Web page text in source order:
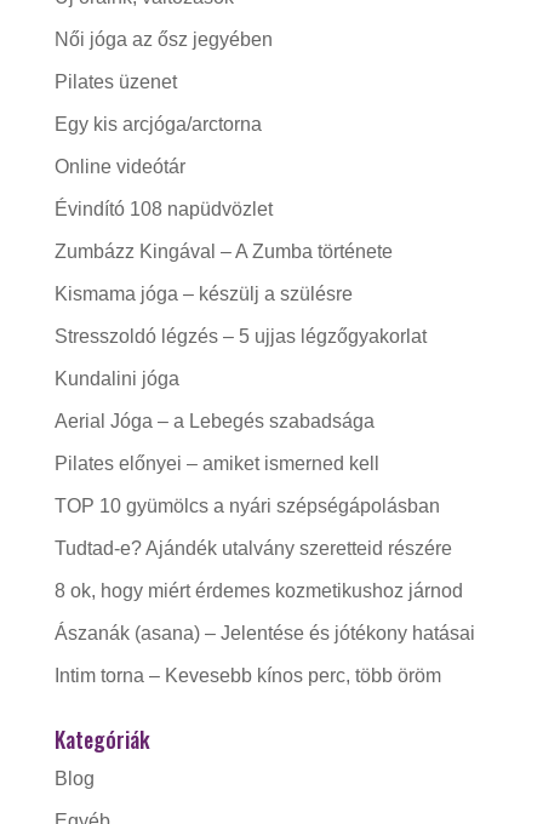
Női jóga az ősz jegyében
Pilates üzenet
Egy kis arcjóga/arctorna
Online videótár
Évindító 108 napüdvözlet
Zumbázz Kingával – A Zumba története
Kismama jóga – készülj a szülésre
Stresszoldó légzés – 5 ujjas légzőgyakorlat
Kundalini jóga
Aerial Jóga – a Lebegés szabadsága
Pilates előnyei – amiket ismerned kell
TOP 10 gyümölcs a nyári szépségápolásban
Tudtad-e? Ajándék utalvány szeretteid részére
8 ok, hogy miért érdemes kozmetikushoz járnod
Ászanák (asana) – Jelentése és jótékony hatásai
Intim torna – Kevesebb kínos perc, több öröm
Kategóriák
Blog